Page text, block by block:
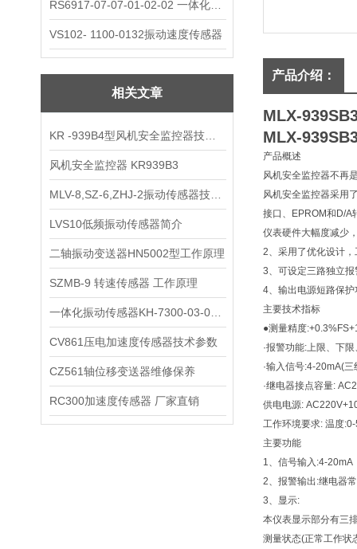
VS102- 1100-0132振动速度传感器
相关文章
风机安全监控器 KR939B3
LVS10低频振动传感器简介
二轴振动变送器HN5002型工作原理
SZMB-9 转速传感器 工作原理
CV861压电加速度传感器技术参数
CZ561轴位移变送器维修保养
RC300加速度传感器 厂家直销
产品介绍：
MLX-
MLX-
产品概述
风机安全监控器不再
风机安全监控器采用
接口、EPROM和D/A
仪表硬件大幅度减少
2、采用了优化设计
3、可设定三路独立
4、输出电源短路保
主要技术指标
●测量精度
·报警功能:上限、下
·输入信号:4-20mA(
·继电器接点容量:
供电电源:
工作环境要求: 温度
主要功能
1、信号输入:4-20mA
2、报警输出:继电器
3、显示:
本仪表显示部分有三
测量状态(正常工作状